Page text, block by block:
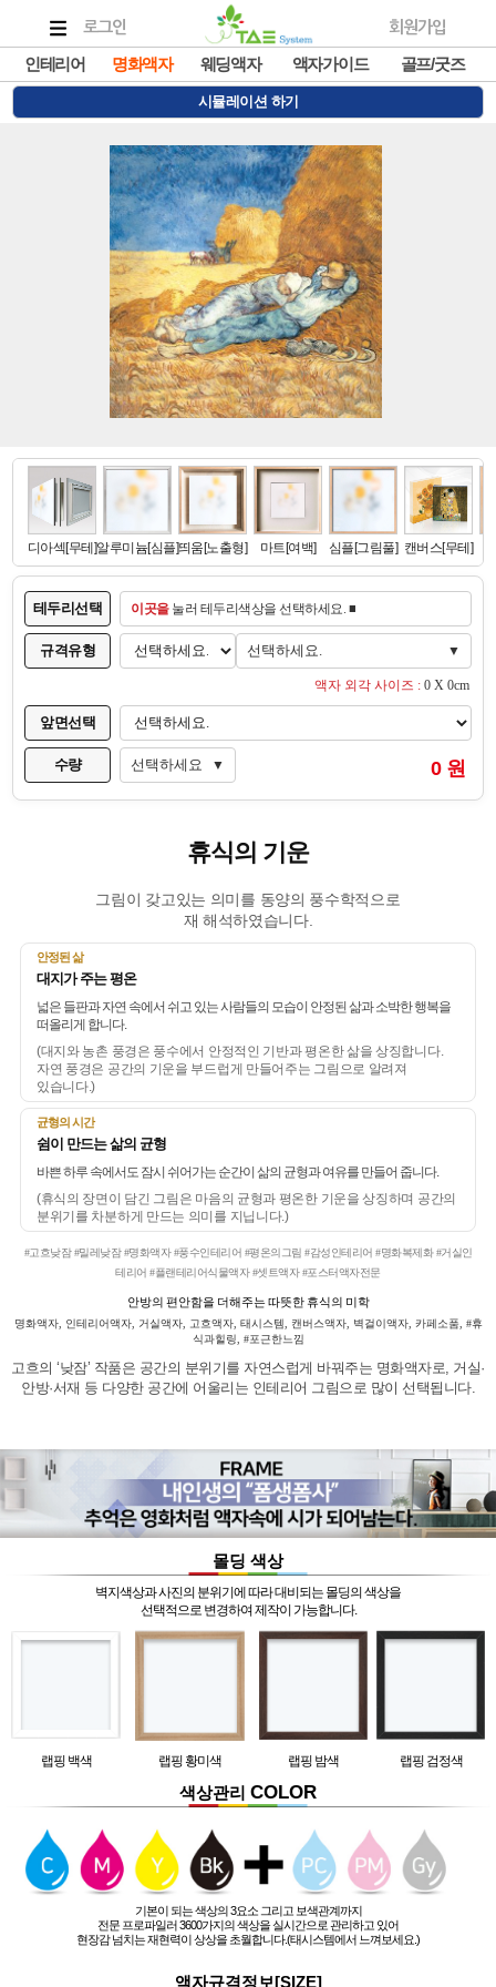
로그인 회원가입
인테리어 명화액자 웨딩액자 액자가이드 골프/굿즈
시뮬레이션 하기
테두리선택 이곳을눌러 테두리색상을 선택하세요. ■
규격유형 선택하세요. ▼
액자 외각 사이즈 : 0 X 0cm
앞면선택
수량 선택하세요 ▼ 0 원
휴식의 기운
그림이 갖고있는 의미를 동양의 풍수학적으로
재 해석하였습니다.
안정된 삶
대지가 주는 평온
넓은 들판과 자연 속에서 쉬고 있는 사람들의 모습이 안정된 삶과 소박한 행복을
떠올리게 합니다.
(대지와 농촌 풍경은 풍수에서 안정적인 기반과 평온한 삶을 상징합니다.
자연 풍경은 공간의 기운을 부드럽게 만들어주는 그림으로 알려져
있습니다.)
균형의 시간
쉼이 만드는 삶의 균형
바쁜 하루 속에서도 잠시 쉬어가는 순간이 삶의 균형과 여유를 만들어 줍니다.
(휴식의 장면이 담긴 그림은 마음의 균형과 평온한 기운을 상징하며 공간의
분위기를 차분하게 만드는 의미를 지닙니다.)
#고흐낮잠 #밀레낮잠 #명화액자 #풍수인테리어 #평온의그림 #감성인테리어 #명화복제화 #거실인
테리어 #플랜테리어식물액자 #셋트액자 #포스터액자전문
안방의 편안함을 더해주는 따뜻한 휴식의 미학
명화액자, 인테리어액자, 거실액자, 고흐액자, 태시스템, 캔버스액자, 벽걸이액자, 카페소품, #휴
식과힐링, #포근한느낌
고흐의 ‘낮잠’ 작품은 공간의 분위기를 자연스럽게 바꿔주는 명화액자로, 거실·
안방·서재 등 다양한 공간에 어울리는 인테리어 그림으로 많이 선택됩니다.
몰딩 색상
벽지색상과 사진의 분위기에 따라 대비되는 몰딩의 색상을
선택적으로 변경하여 제작이 가능합니다.
랩핑 백색 랩핑 황미색 랩핑 밤색 랩핑 검정색
색상관리 COLOR
기본이 되는 색상의 3요소 그리고 보색관계까지
전문 프로파일러 3600가지의 색상을 실시간으로 관리하고 있어
현장감 넘치는 재현력이 상상을 초월합니다.(태시스템에서 느껴보세요.)
액자규격정보[SIZE]